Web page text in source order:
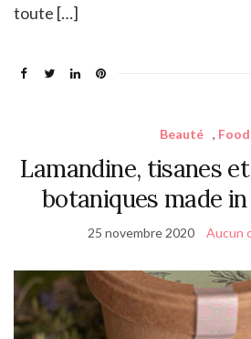
toute […]
Beauté , Food
Lamandine, tisanes
botaniques made
25 novembre 2020 Aucun